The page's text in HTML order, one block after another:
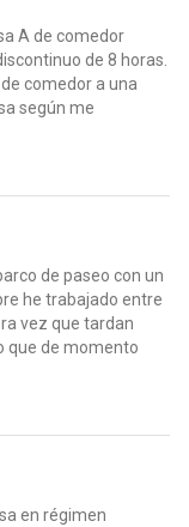
A de comedor
de 8 horas.
comedor a una
según me
de paseo con un
he trabajado entre
vez que tardan
que de momento
en régimen